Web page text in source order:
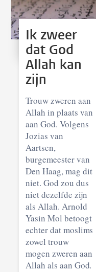
Ik zweer
dat God
Allah kan
zijn
Trouw zweren aan
Allah in plaats van
aan God. Volgens
Jozias van
Aartsen,
burgemeester van
Den Haag, mag dit
niet. God zou dus
niet dezelfde zijn
als Allah. Arnold
Yasin Mol betoogt
echter dat moslims
zowel trouw
mogen zweren aan
Allah als aan God.